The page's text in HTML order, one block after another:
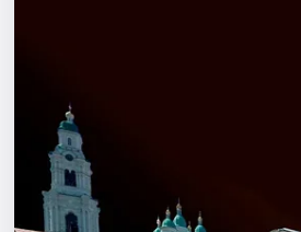
Спорт
События